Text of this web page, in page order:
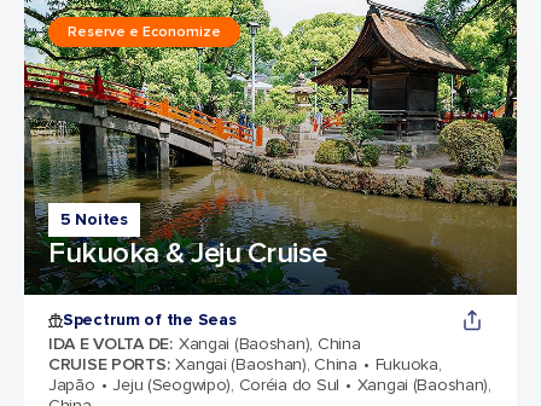
5 Noites
Fukuoka & Jeju Cruise
Reserve e Economize
Spectrum of the Seas
IDA E VOLTA DE: Xangai (Baoshan), China
CRUISE PORTS: Xangai (Baoshan), China
Fukuoka,
Japão
Jeju (Seogwipo), Coréia do Sul
Xangai (Baoshan),